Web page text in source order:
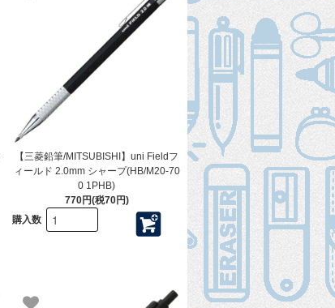
【三菱鉛筆/MITSUBISHI】uni Fieldフ
ィールド 2.0mm シャープ(HB/M20-70
0 1PHB)
770円(税70円)
購入数